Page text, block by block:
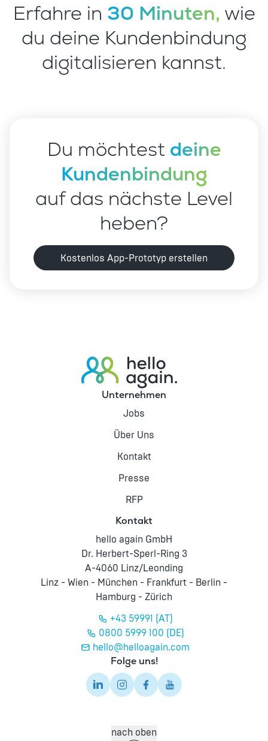
Erfahre in 30 Minuten, wie
du deine Kundenbindung
digitalisieren kannst.
Du möchtest deine
Kundenbindung
auf das nächste Level
heben?
Kostenlos App-Prototyp erstellen
Unternehmen
Jobs
Über Uns
Kontakt
Presse
RFP
Kontakt
hello again GmbH
Dr. Herbert-Sperl-Ring 3
A-4060 Linz/Leonding
Linz - Wien - München - Frankfurt - Berlin -
Hamburg - Zürich
+43 59991 (AT)
0800 5999 100 (DE)
hello@helloagain.com
Folge uns!
nach oben